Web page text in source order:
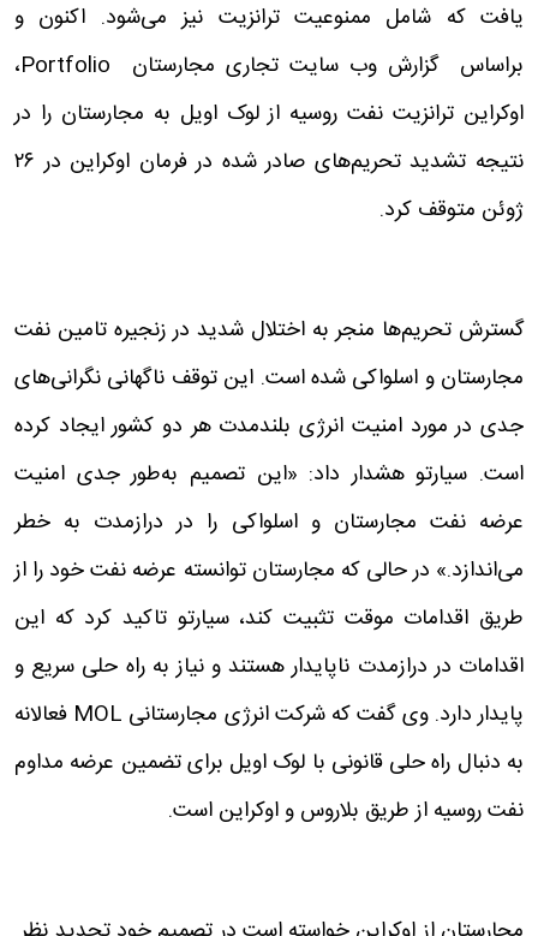
یافت که شامل ممنوعیت ترانزیت نیز می‌شود. اکنون و
براساس گزارش وب سایت تجاری مجارستان Portfolio،
اوکراین ترانزیت نفت روسیه از لوک اویل به مجارستان را در
نتیجه تشدید تحریم‌های صادر شده در فرمان اوکراین در ۲۶
ژوئن متوقف کرد.
گسترش تحریم‌ها منجر به اختلال شدید در زنجیره تامین نفت
مجارستان و اسلواکی شده است. این توقف ناگهانی نگرانی‌های
جدی در مورد امنیت انرژی بلندمدت هر دو کشور ایجاد کرده
است. سیارتو هشدار داد: «این تصمیم به‌طور جدی امنیت
عرضه نفت مجارستان و اسلواکی را در درازمدت به خطر
می‌اندازد.» در حالی که مجارستان توانسته عرضه نفت خود را از
طریق اقدامات موقت تثبیت کند، سیارتو تاکید کرد که این
اقدامات در درازمدت ناپایدار هستند و نیاز به راه حلی سریع و
پایدار دارد. وی گفت که شرکت انرژی مجارستانی MOL فعالانه
به دنبال راه حلی قانونی با لوک اویل برای تضمین عرضه مداوم
نفت روسیه از طریق بلاروس و اوکراین است.